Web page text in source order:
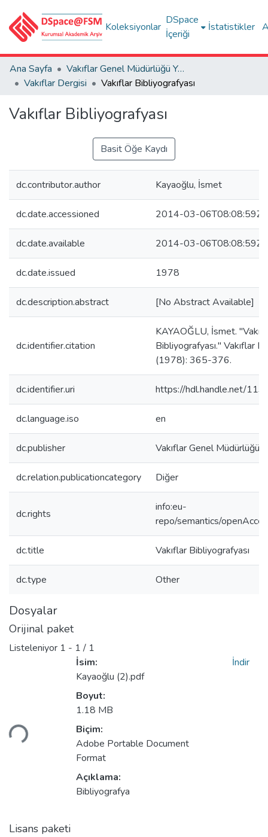
Koleksiyonlar
DSpace
İçeriği
İstatistikler
Ana Sayfa
Vakıflar Genel Müdürlüğü Yayınları
Vakıflar Dergisi
Vakıflar Bibliyografyası
Vakıflar Bibliyografyası
Basit Öğe Kaydı
dc.contributor.author Kayaoğlu, İsmet
dc.date.accessioned 2014-03-06T08:08:59Z
dc.date.available 2014-03-06T08:08:59Z
dc.date.issued 1978
dc.description.abstract [No Abstract Available]
dc.identifier.citation
KAYAOĞLU, İsmet.
Bibliyografyası." Vakıflar
(1978): 365-376.
dc.identifier.uri https://hdl.handle.net/
dc.language.iso en
dc.publisher Vakıflar Genel Müdürlüğü
dc.relation.publicationcategory Diğer
dc.rights
info:eu-
repo/semantics/
dc.title Vakıflar Bibliyografyası
dc.type Other
Dosyalar
Orijinal paket
Listeleniyor 1 - 1 / 1
İsim:
Kayaoğlu (2).pdf
Boyut:
1.18 MB
Biçim:
Adobe Portable Document
Format
Açıklama:
Bibliyografya
İndir
Lisans paketi